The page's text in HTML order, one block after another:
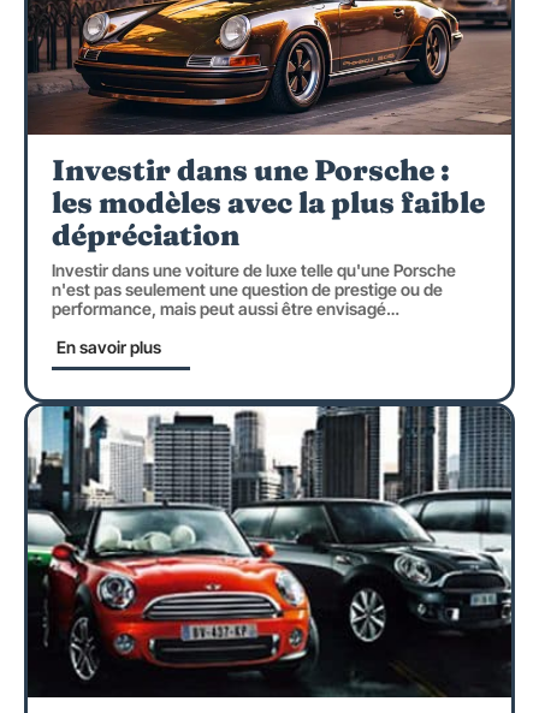
Investir dans une Porsche :
les modèles avec la plus faible
dépréciation
Investir dans une voiture de luxe telle qu'une Porsche
n'est pas seulement une question de prestige ou de
performance, mais peut aussi être envisagé…
En savoir plus